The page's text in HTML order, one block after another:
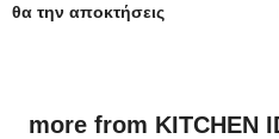
θα την αποκτήσεις
more from KITCHEN